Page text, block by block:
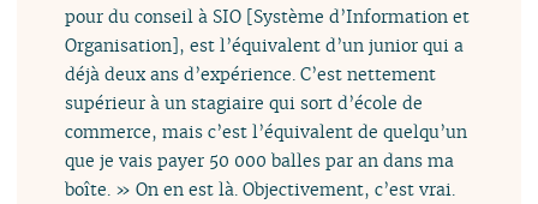
pour du conseil à SIO [Système d’Information et
Organisation], est l’équivalent d’un junior qui a
déjà deux ans d’expérience. C’est nettement
supérieur à un stagiaire qui sort d’école de
commerce, mais c’est l’équivalent de quelqu’un
que je vais payer 50 000 balles par an dans ma
boîte. » On en est là. Objectivement, c’est vrai.